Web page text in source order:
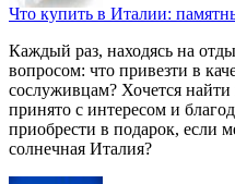
Что купить в Италии:
Каждый раз, находясь на
вопросом: что привезти в
сослуживцам? Хочется найти
принято с интересом и
приобрести в подарок, если
солнечная Италия?